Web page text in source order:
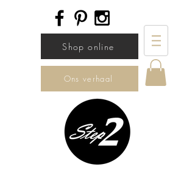
Shop online
Ons verhaal